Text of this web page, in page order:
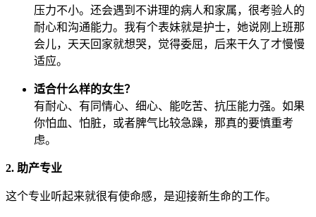
压力不小。还会遇到不讲理的病人和家属，很考验人的
耐心和沟通能力。我有个表妹就是护士，她说刚上班那
会儿，天天回家就想哭，觉得委屈，后来干久了才慢慢
适应。
适合什么样的女生？
有耐心、有同情心、细心、能吃苦、抗压能力强。如果
你怕血、怕脏，或者脾气比较急躁，那真的要慎重考
虑。
2. 助产专业
这个专业听起来就很有使命感，是迎接新生命的工作。